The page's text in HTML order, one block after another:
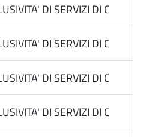
DI SERVIZI DI
DI SERVIZI DI
DI SERVIZI DI
DI SERVIZI DI